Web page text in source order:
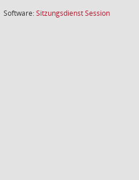
Software:SitzungsdienstSession(Wird in